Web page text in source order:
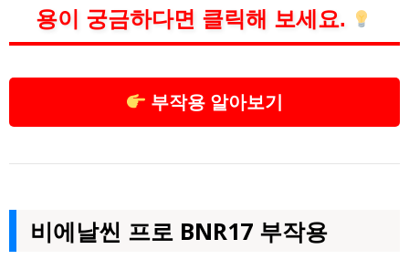
용이 궁금하다면 클릭해 보세요.
부작용 알아보기
비에날씬 프로 BNR17 부작용